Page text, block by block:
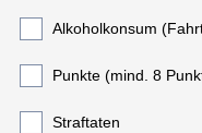
Alkoholkonsum
Punkte (mind. 8
Straftaten